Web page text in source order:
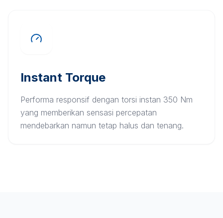
Instant Torque
Performa responsif dengan torsi instan 350 Nm
yang memberikan sensasi percepatan
mendebarkan namun tetap halus dan tenang.